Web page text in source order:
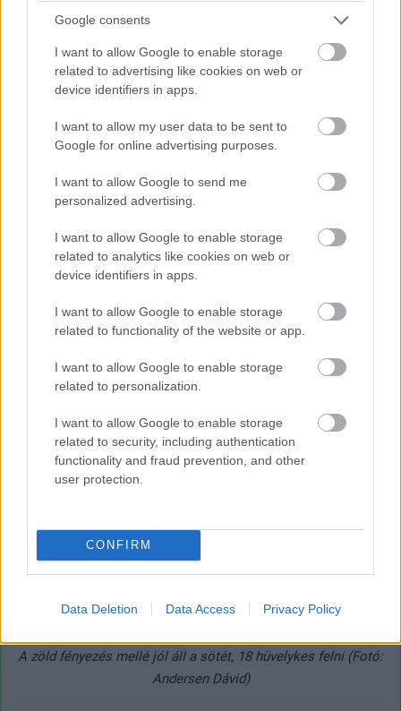
Google consents
I want to allow Google to enable storage
related to advertising like cookies on web or
device identifiers in apps.
I want to allow my user data to be sent to
Google for online advertising purposes.
I want to allow Google to send me
personalized advertising.
I want to allow Google to enable storage
related to analytics like cookies on web or
device identifiers in apps.
I want to allow Google to enable storage
related to functionality of the website or app.
I want to allow Google to enable storage
related to personalization.
I want to allow Google to enable storage
related to security, including authentication
functionality and fraud prevention, and other
user protection.
CONFIRM
Data Deletion Data Access Privacy Policy
Az Opel Mokka-e formaterve rendkívül jól sikerült, vonzza a
tekintetet (Fotó: Andersen Dávid)
Az Opel Mokka-e formaterve rendkívül jól sikerült,
vonzza a tekintetet (Fotó: Andersen Dávid)
A parádés külsőt mindenki
megbámulja
mindenképpen a remekül sikerült formaterv, ami példát
mutathat a kategóriában érdekelt összes
versenytársnak. Látványos de nem túl meghökkentő,
szokatlan, de remek arányokkal. A tesztautó matcha
green színe pedig az egyik legjobban sikerült gyári
városi betondzsungelnek, már messziről ki lehet szúrni
az ezüst-fehér-fekete autómasszában.
A zöld fényezés mellé jól áll a sötét, 18 hüvelykes felni (Fotó:
Andersen Dávid)